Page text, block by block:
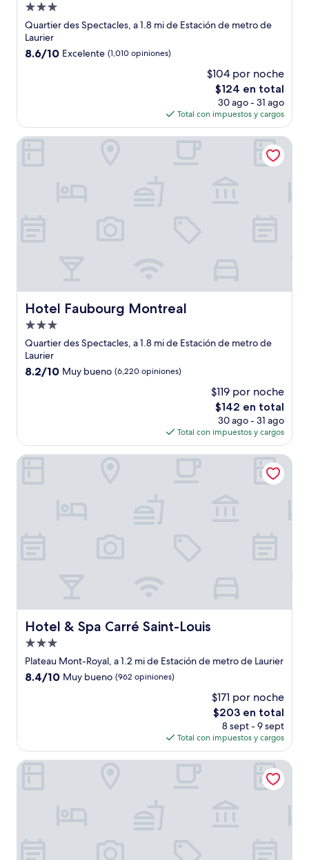
Propiedad
de
3.0
estrellas
Quartier des Spectacles, a 1.8 mi de Estación de metro de
Laurier
8.6
8.6/10 Excelente (1,010 opiniones)
$104 por noche
El
precio
actual
es
de
$124 en total
30 ago - 31 ago
Total con impuestos y cargos
Hotel Faubourg Montreal
Hotel Faubourg Montreal
Propiedad
de
3.0
estrellas
Quartier des Spectacles, a 1.8 mi de Estación de metro de
Laurier
8.2
opiniones)
8.2/10 Muy bueno (6,220 opiniones)
$119 por noche
El
precio
actual
es
de
$142 en total
30 ago - 31 ago
Total con impuestos y cargos
Hotel Faubourg Montreal
Hotel & Spa Carré Saint-Louis
Hotel & Spa Carré Saint-Louis
Propiedad
de
3.0
Plateau Mont-Royal, a 1.2 mi de Estación de metro de Laurier
8.4
opiniones)
8.4/10 Muy bueno (962 opiniones)
$171 por noche
El
precio
actual
es
de
$203 en total
8 sept - 9 sept
Total con impuestos y cargos
Hotel & Spa Carré Saint-Louis
Parc Suites Hotel